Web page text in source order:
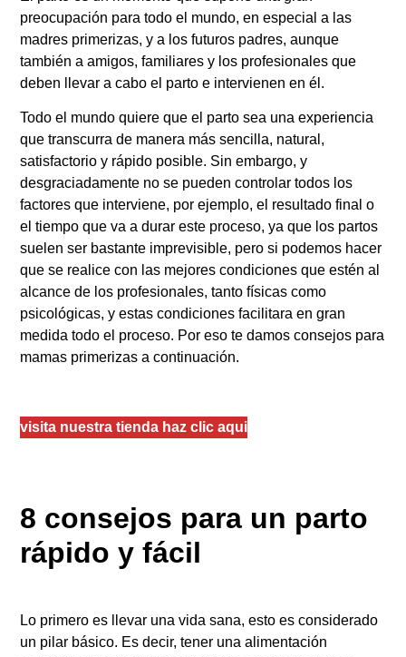
preocupación para todo el mundo, en especial a las
madres primerizas, y a los futuros padres, aunque
también a amigos, familiares y los profesionales que
deben llevar a cabo el parto e intervienen en él.
Todo el mundo quiere que el parto sea una experiencia
que transcurra de manera más sencilla, natural,
satisfactorio y rápido posible. Sin embargo, y
desgraciadamente no se pueden controlar todos los
factores que interviene, por ejemplo, el resultado final o
el tiempo que va a durar este proceso, ya que los partos
suelen ser bastante imprevisible, pero si podemos hacer
que se realice con las mejores condiciones que estén al
alcance de los profesionales, tanto físicas como
psicológicas, y estas condiciones facilitara en gran
medida todo el proceso. Por eso te damos consejos para
mamas primerizas a continuación.
visita nuestra tienda haz clic aqui
8 consejos para un parto
rápido y fácil
Lo primero es llevar una vida sana, esto es considerado
un pilar básico. Es decir, tener una alimentación